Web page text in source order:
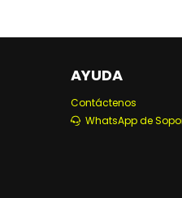
AYUDA
Contáctenos
WhatsApp de